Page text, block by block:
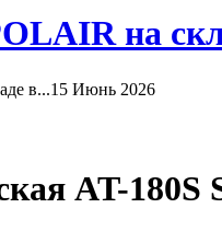
на
в...15 Июнь 2026
AT-180S